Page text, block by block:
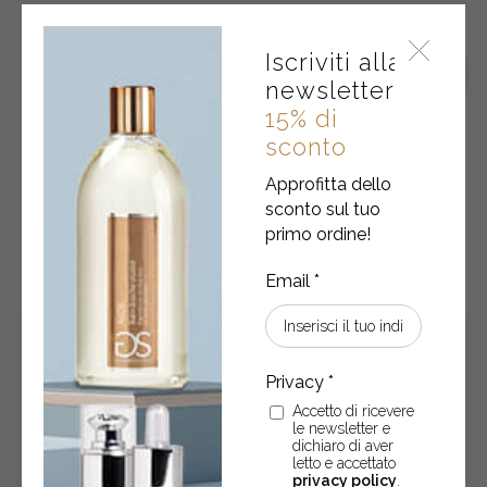
Iscriviti alla
newsletter
15% di
sconto
Approfitta dello
sconto sul tuo
primo ordine!
Accetto di ricevere
le newsletter e
dichiaro di aver
letto e accettato
privacy policy
POTREBBERO ANCHE
INTERESSARTI